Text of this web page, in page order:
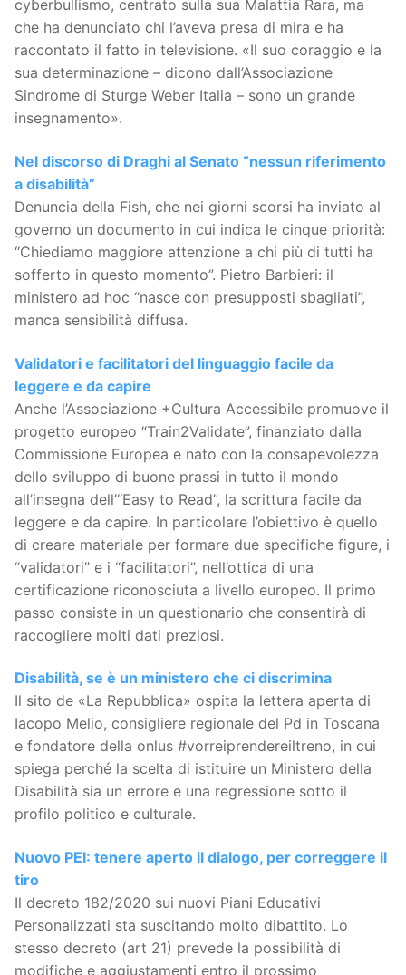
cyberbullismo, centrato sulla sua Malattia Rara, ma
che ha denunciato chi l’aveva presa di mira e ha
raccontato il fatto in televisione. «Il suo coraggio e la
sua determinazione – dicono dall’Associazione
Sindrome di Sturge Weber Italia – sono un grande
insegnamento».
Nel discorso di Draghi al Senato “nessun riferimento
a disabilità”
Denuncia della Fish, che nei giorni scorsi ha inviato al
governo un documento in cui indica le cinque priorità:
“Chiediamo maggiore attenzione a chi più di tutti ha
sofferto in questo momento”. Pietro Barbieri: il
ministero ad hoc “nasce con presupposti sbagliati”,
manca sensibilità diffusa.
Validatori e facilitatori del linguaggio facile da
leggere e da capire
Anche l’Associazione +Cultura Accessibile promuove il
progetto europeo “Train2Validate”, finanziato dalla
Commissione Europea e nato con la consapevolezza
dello sviluppo di buone prassi in tutto il mondo
all’insegna dell’“Easy to Read”, la scrittura facile da
leggere e da capire. In particolare l’obiettivo è quello
di creare materiale per formare due specifiche figure, i
“validatori” e i “facilitatori”, nell’ottica di una
certificazione riconosciuta a livello europeo. Il primo
passo consiste in un questionario che consentirà di
raccogliere molti dati preziosi.
Disabilità, se è un ministero che ci discrimina
Il sito de «La Repubblica» ospita la lettera aperta di
Iacopo Melio, consigliere regionale del Pd in Toscana
e fondatore della onlus #vorreiprendereiltreno, in cui
spiega perché la scelta di istituire un Ministero della
Disabilità sia un errore e una regressione sotto il
profilo politico e culturale.
Nuovo PEI: tenere aperto il dialogo, per correggere il
tiro
Il decreto 182/2020 sui nuovi Piani Educativi
Personalizzati sta suscitando molto dibattito. Lo
stesso decreto (art 21) prevede la possibilità di
modifiche e aggiustamenti entro il prossimo